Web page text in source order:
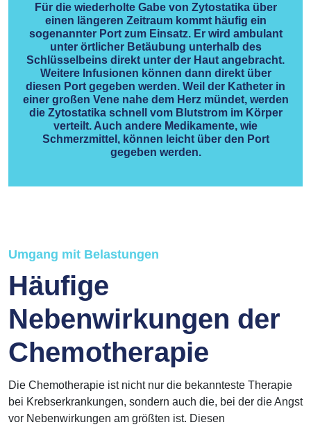
Für die wiederholte Gabe von Zytostatika über
einen längeren Zeitraum kommt häufig ein
sogenannter Port zum Einsatz. Er wird ambulant
unter örtlicher Betäubung unterhalb des
Schlüsselbeins direkt unter der Haut angebracht.
Weitere Infusionen können dann direkt über
diesen Port gegeben werden. Weil der Katheter in
einer großen Vene nahe dem Herz mündet, werden
die Zytostatika schnell vom Blutstrom im Körper
verteilt. Auch andere Medikamente, wie
Schmerzmittel, können leicht über den Port
gegeben werden.
Umgang mit Belastungen
Häufige
Nebenwirkungen der
Chemotherapie
Die Chemotherapie ist nicht nur die bekannteste Therapie
bei Krebserkrankungen, sondern auch die, bei der die Angst
vor Nebenwirkungen am größten ist. Diesen